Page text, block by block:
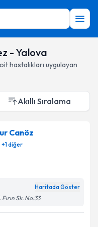
- Yalova
hastalıkları uygulayan
Akıllı Sıralama
Canöz
+1diğer
Haritada Göster
Sk. No:33